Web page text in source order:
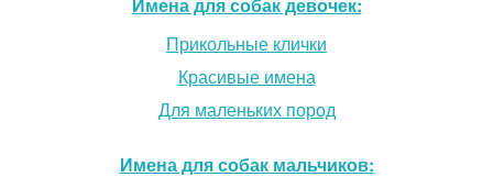
Прикольные клички
Красивые имена
Для маленьких пород
Имена для собак мальчиков: